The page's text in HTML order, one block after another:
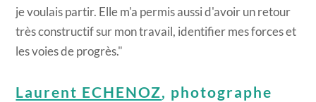
je voulais partir. Elle m'a permis aussi d'avoir un retour
très constructif sur mon travail, identifier mes forces et
les voies de progrès."
Laurent ECHENOZ, photographe